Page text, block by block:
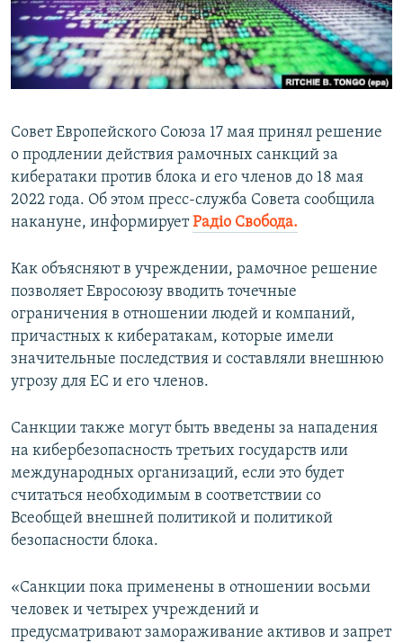
ПОБЕДИТЕЛЕЙ НЕ СУДЯТ?
КРЫМ.НЕПОКОРЕННЫЙ
ELIFBE
ПРИСОЕДИНЯЙТЕСЬ!
Все сайты RFE/RL
Совет Европейского Союза 17 мая принял решение
о продлении действия рамочных санкций за
кибератаки против блока и его членов до 18 мая
2022 года. Об этом пресс-служба Совета сообщила
накануне, информируетРадіо Свобода.
Как объясняют в учреждении, рамочное решение
позволяет Евросоюзу вводить точечные
ограничения в отношении людей и компаний,
причастных к кибератакам, которые имели
значительные последствия и составляли внешнюю
угрозу для ЕС и его членов.
Санкции также могут быть введены за нападения
на кибербезопасность третьих государств или
международных организаций, если это будет
считаться необходимым в соответствии со
Всеобщей внешней политикой и политикой
безопасности блока.
«Санкции пока применены в отношении восьми
человек и четырех учреждений и
предусматривают замораживание активов и запрет